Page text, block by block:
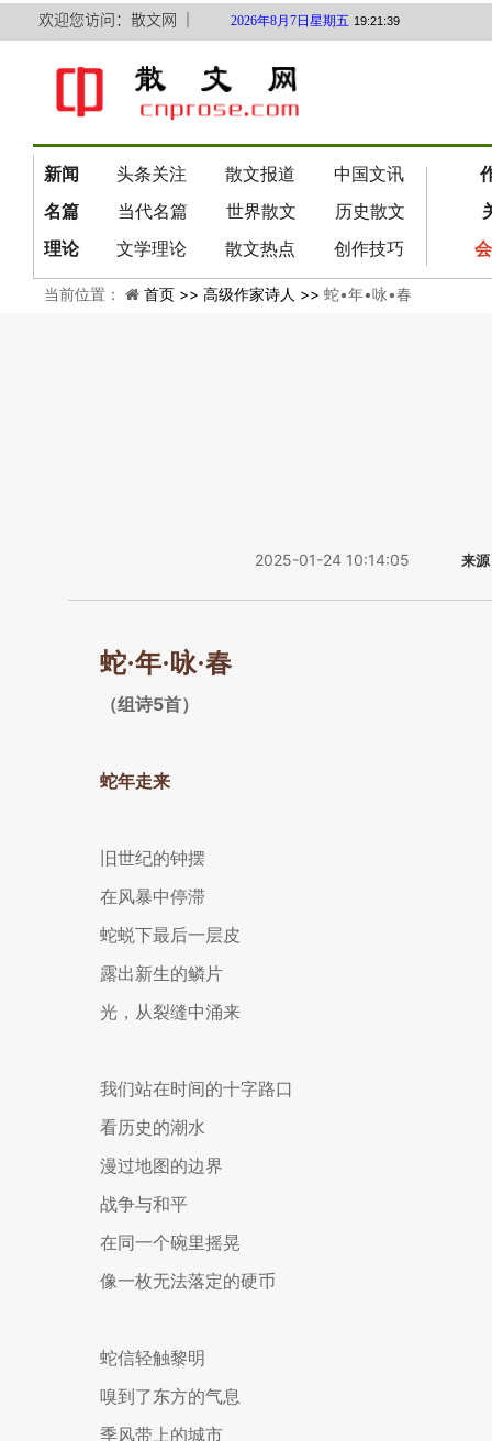
欢迎您访问：散文网 ｜
新闻 头条关注 散文报道 中国文讯
名篇
当代名篇 世界散文 历史散文
理论
文学理论 散文热点 创作技巧
2026年8月7日星期五 19:21:40
当前位置： 首页 >> 高级作家诗人 >> 蛇•年•咏•春
2025-01-24 10:14:05
蛇·年·咏·春
（组诗5首）
蛇年走来
旧世纪的钟摆
在风暴中停滞
蛇蜕下最后一层皮
露出新生的鳞片
光，从裂缝中涌来
我们站在时间的十字路口
看历史的潮水
漫过地图的边界
战争与和平
在同一个碗里摇晃
像一枚无法落定的硬币
蛇信轻触黎明
嗅到了东方的气息
季风带上的城市
来